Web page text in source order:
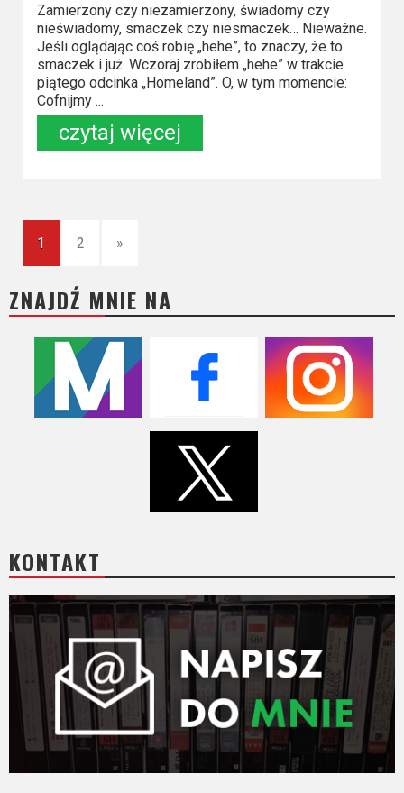
Zamierzony czy niezamierzony, świadomy czy
nieświadomy, smaczek czy niesmaczek… Nieważne.
Jeśli oglądając coś robię „hehe”, to znaczy, że to
smaczek i już. Wczoraj zrobiłem „hehe” w trakcie
piątego odcinka „Homeland”. O, w tym momencie:
Cofnijmy ...
czytaj więcej
1 2 »
ZNAJDŹ MNIE NA
KONTAKT